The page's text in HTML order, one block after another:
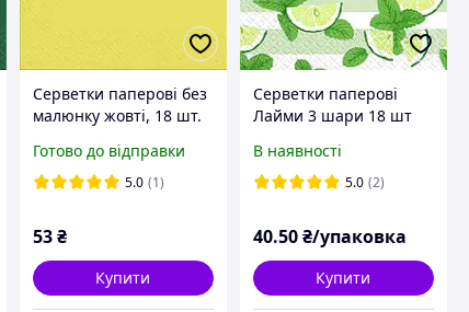
Серветки паперові без
малюнку жовті, 18 шт.
Готово до відправки
5.0 (1)
53 ₴
Купити
Серветки паперові
Лайми 3 шари 18 шт
В наявності
5.0 (2)
40.50₴/упаковка
Купити